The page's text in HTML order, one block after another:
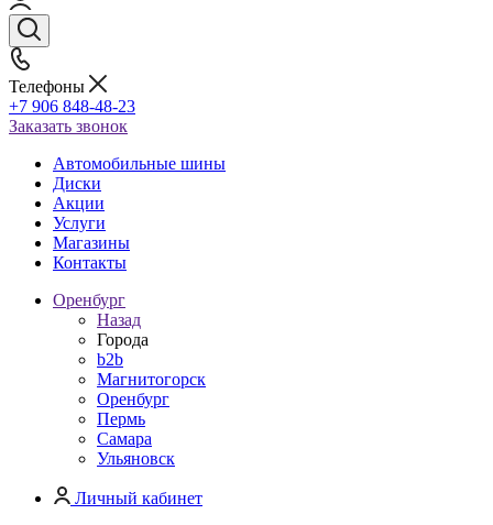
Телефоны
+7 906 848-48-23
Заказать звонок
Автомобильные шины
Диски
Акции
Услуги
Магазины
Контакты
Оренбург
Назад
Города
b2b
Магнитогорск
Оренбург
Пермь
Самара
Ульяновск
Личный кабинет